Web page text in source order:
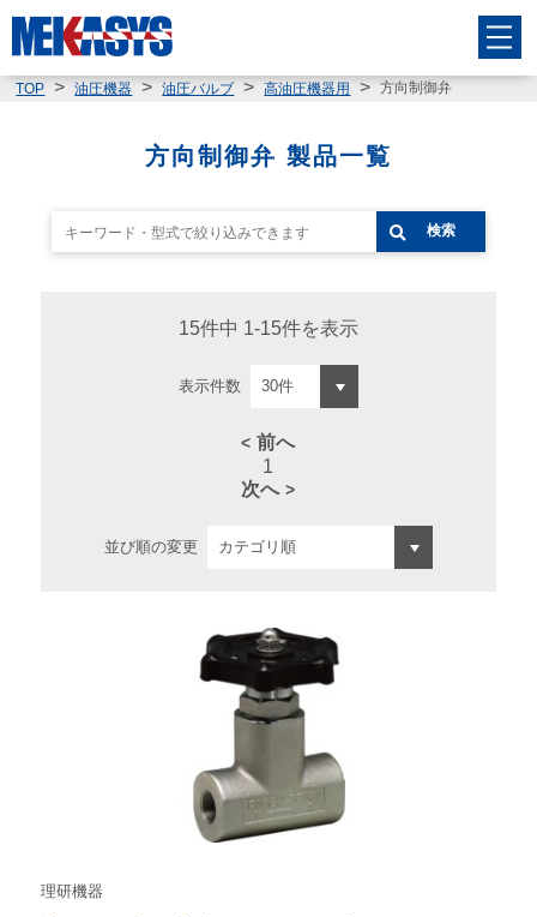
TOP 油圧機器 油圧バルブ 高油圧機器用 方向制御弁
方向制御弁 製品一覧
検索
15件中 1-15件を表示
表示件数
前へ
1
次へ
並び順の変更
理研機器